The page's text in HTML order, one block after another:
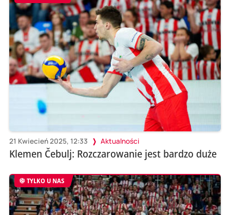
21 Kwiecień 2025, 12:33 Aktualności
Klemen Čebulj: Rozczarowanie jest bardzo duże
TYLKO U NAS